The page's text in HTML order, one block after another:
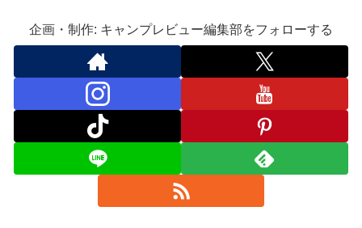
企画・制作: キャンプレビュー編集部をフォローする